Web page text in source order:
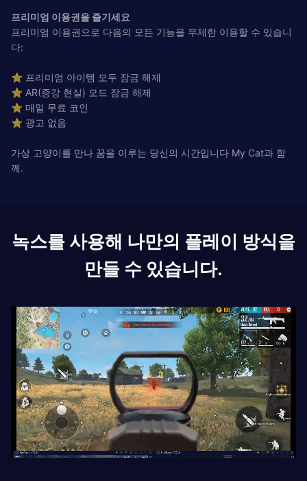
프리미엄 이용권을 즐기세요
프리미엄 이용권으로 다음의 모든 기능을 무제한 이용할 수 있습니
다:
⭐ 프리미엄 아이템 모두 잠금 해제
⭐ AR(증강 현실) 모드 잠금 해제
⭐ 매일 무료 코인
⭐ 광고 없음
가상 고양이를 만나 꿈을 이루는 당신의 시간입니다 My Cat과 함
께.
녹스를 사용해 나만의 플레이 방식을
만들 수 있습니다.